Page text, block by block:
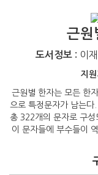
근원
도서정보 : 이
지
근원별 한자는 모든 한
으로 특정문자가 남는다
총 322개의 문자로 구성
이 문자들에 부수들이